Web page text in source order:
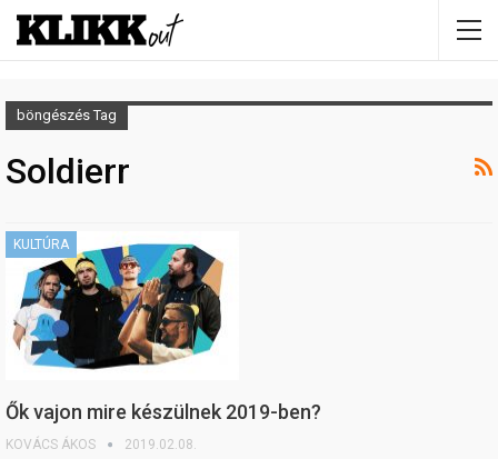
böngészés Tag
Soldierr
KULTÚRA
Ők vajon mire készülnek 2019-ben?
KOVÁCS ÁKOS 2019.02.08.